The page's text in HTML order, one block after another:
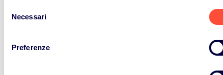
delNecessari
Preferenze